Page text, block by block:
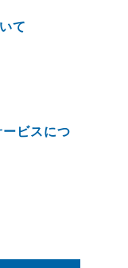
て
ビスにつ